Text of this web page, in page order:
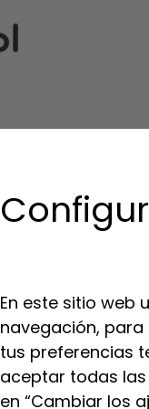
En este sitio
navegación,
tus preferencias
aceptar todas
en “Cambiar los